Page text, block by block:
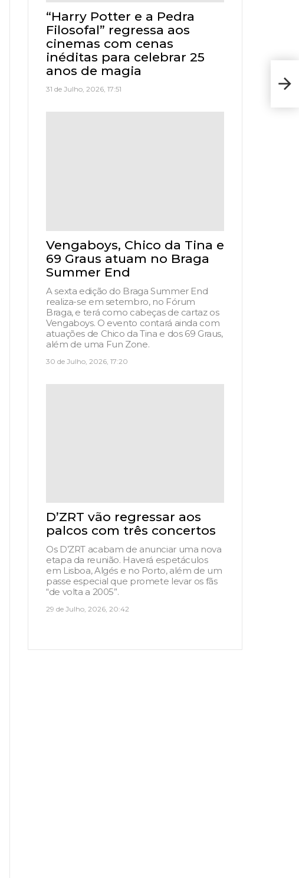
“Harry Potter e a Pedra
Filosofal” regressa aos
cinemas com cenas
inéditas para celebrar 25
anos de magia
31 de Julho, 2026, 17:51
Vengaboys, Chico da Tina e
69 Graus atuam no Braga
Summer End
A sexta edição do Braga Summer End
realiza-se em setembro, no Fórum
Braga, e terá como cabeças de cartaz os
Vengaboys. O evento contará ainda com
atuações de Chico da Tina e dos 69 Graus,
além de uma Fun Zone.
30 de Julho, 2026, 17:20
D’ZRT vão regressar aos
palcos com três concertos
Os D’ZRT acabam de anunciar uma nova
etapa da reunião. Haverá espetáculos
em Lisboa, Algés e no Porto, além de um
passe especial que promete levar os fãs
“de volta a 2005”.
29 de Julho, 2026, 20:42